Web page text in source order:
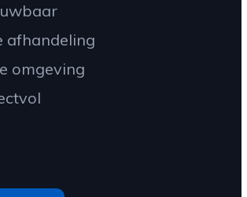
afhandeling
omgeving